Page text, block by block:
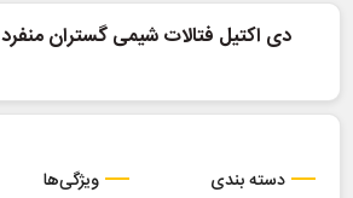
دی اکتیل فتالات شیمی گستران منفرد
دسته بندی
ویژگی‌ها